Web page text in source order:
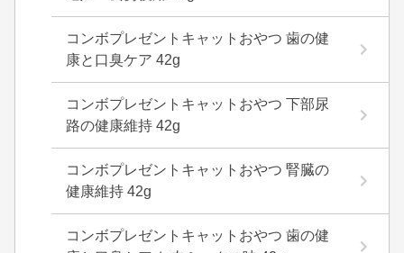
コンボプレゼントキャットおやつ 歯の健
康と口臭ケア 42g
コンボプレゼントキャットおやつ 下部尿
路の健康維持 42g
コンボプレゼントキャットおやつ 腎臓の
健康維持 42g
コンボプレゼントキャットおやつ 歯の健